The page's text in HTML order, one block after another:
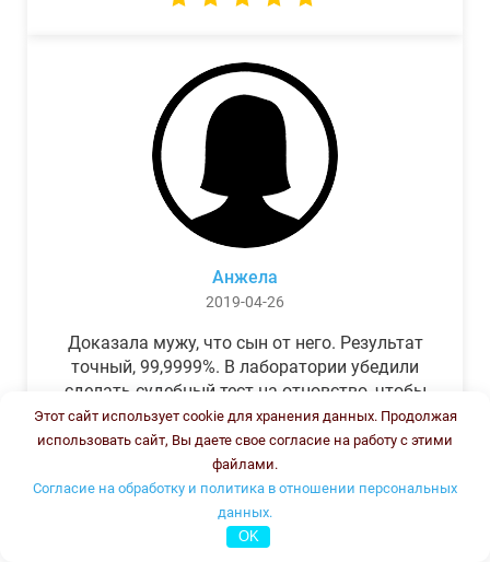
Анжела
2019-04-26
Доказала мужу, что сын от него. Результат
точный, 99,9999%. В лаборатории убедили
сделать судебный тест на отцовство, чтобы
можно было предъявить в суде. Результат
был готов через неделю, как и
обещали.Теперь муж бегает и извиняется.
Этот сайт использует cookie для хранения данных. Продолжая
использовать сайт, Вы даете свое согласие на работу с этими
файлами.
Согласие на обработку и политика в отношении персональных
данных.
OK